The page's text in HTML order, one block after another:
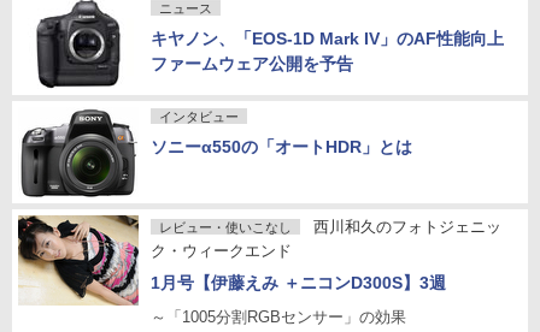
ニュース
キヤノン、「EOS-1D Mark IV」のAF性能向上
ファームウェア公開を予告
インタビュー
ソニーα550の「オートHDR」とは
レビュー・使いこなし
西川和久のフォトジェニッ
ク・ウィークエンド
1月号【伊藤えみ ＋ニコンD300S】3週
～「1005分割RGBセンサー」の効果